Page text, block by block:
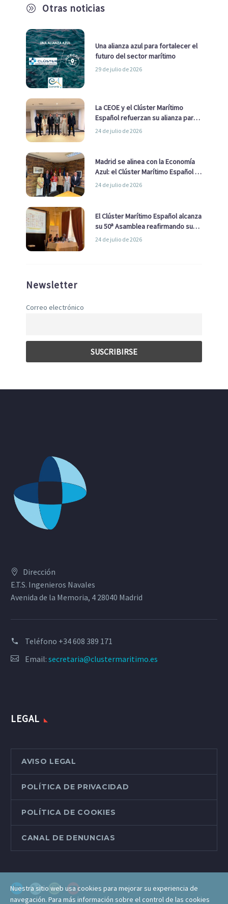
A Otras noticias
Una alianza azul para fortalecer el
futuro del sector marítimo
29 de julio de 2026
La CEOE y el Clúster Marítimo
Español refuerzan su alianza para
impulsar una estrategia Nacional
24 de julio de 2026
Madrid se alinea con la Economía
Azul: el Clúster Marítimo Español y
la Real Liga Naval avanzan alianzas
24 de julio de 2026
El Clúster Marítimo Español alcanza
su 50ª Asamblea reafirmando su
liderazgo en la Economía Azul
24 de julio de 2026
Newsletter
Correo electrónico
Dirección
E.T.S. Ingenieros Navales
Avenida de la Memoria, 4 28040 Madrid
Teléfono +34 608 389 171
Email: secretaria@clustermaritimo.es
LEGAL
AVISO LEGAL
POLÍTICA DE PRIVACIDAD
POLÍTICA DE COOKIES
CANAL DE DENUNCIAS
Nuestra sitio web usa cookies para mejorar su experiencia de
navegación. Para más información sobre el control de las cookies